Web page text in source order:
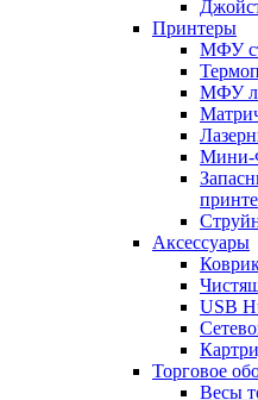
Принтеры
МФУ
МФУ
Мини-
Аксессуары
USB
Торговое
Весы